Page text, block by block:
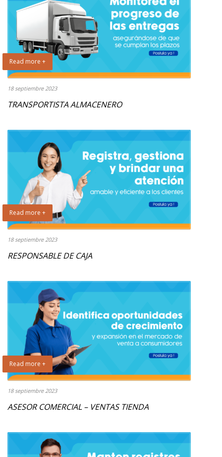
Read more +
18 septiembre 2023
TRANSPORTISTA ALMACENERO
Read more +
18 septiembre 2023
RESPONSABLE DE CAJA
Read more +
18 septiembre 2023
ASESOR COMERCIAL – VENTAS TIENDA